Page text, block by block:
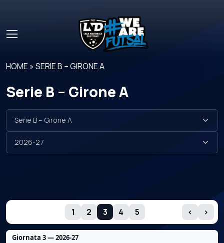
HOME »SERIE B – GIRONE A
Serie B – Girone A
1 2 3 4 5 ‹ ›
Giornata 3 — 2026-27